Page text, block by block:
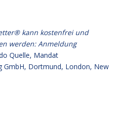
kann kostenfrei und
werden:Anmeldung
Quelle, Mandat
GmbH, Dortmund, London, New